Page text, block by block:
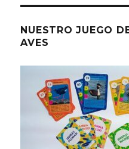
NUESTRO JUEGO
AVES